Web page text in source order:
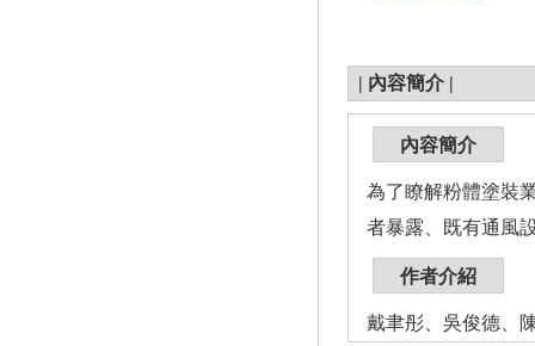
| 內容簡介 |
內容簡介
為了瞭解粉體塗裝
者暴露、既有通風
作者介紹
戴聿彤、吳俊德、